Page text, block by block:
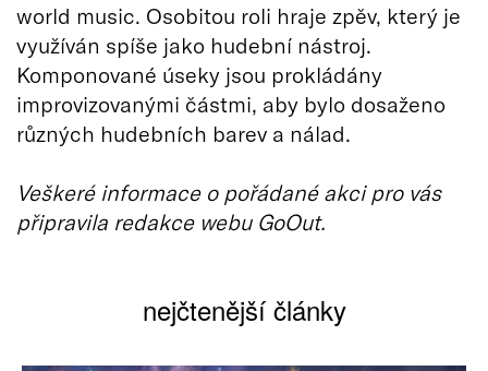
world music. Osobitou roli hraje zpěv, který je
využíván spíše jako hudební nástroj.
Komponované úseky jsou prokládány
improvizovanými částmi, aby bylo dosaženo
různých hudebních barev a nálad.
Veškeré informace o pořádané akci pro vás
připravila redakce webu GoOut.
nejčtenější články